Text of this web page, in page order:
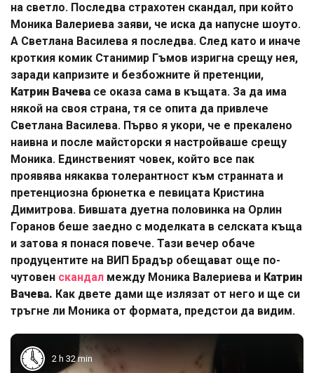
на светло. Последва страхотен скандал, при който
Моника Валериева заяви, че иска да напусне шоуто.
А Светлана Василева я последва. След като и иначе
кроткия комик Станимир Гъмов изригна срещу нея,
заради капризите и безбожните й претенции,
Катрин Вачева се оказа сама в къщата. За да има
някой на своя страна, тя се опита да привлече
Светлана Василева. Първо я укори, че е прекалено
наивна и после майсторски я настройваше срещу
Моника. Единственият човек, който все пак
проявява някаква толерантност към странната и
претенциозна брюнетка е певицата Кристина
Димитрова. Бившата дуетна половинка на Орлин
Горанов беше заедно с моделката в селската къща
и затова я понася повече. Тази вечер обаче
продуцентите на ВИП Брадър обещават още по-
чутовен скандал между Моника Валериева и Катрин
Вачева. Как двете дами ще излязат от него и ще си
тръгне ли Моника от формата, предстои да видим.
2 h 32 min